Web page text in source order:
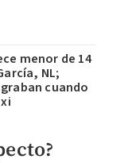
menor de 14
NL;
cuando